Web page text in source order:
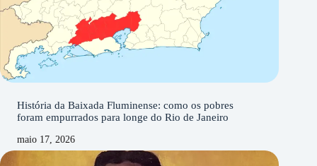
História da Baixada Fluminense: como os pobres
foram empurrados para longe do Rio de Janeiro
maio 17, 2026